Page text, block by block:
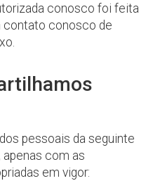
conosco foi feita
contato conosco de
pessoais da seguinte
apenas com as
em vigor: